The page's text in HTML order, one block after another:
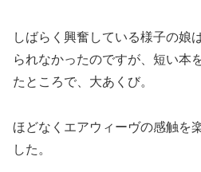
しばらく興奮している様子の娘
られなかったのですが、短い本
たところで、大あくび。
ほどなくエアウィーヴの感触を
した。